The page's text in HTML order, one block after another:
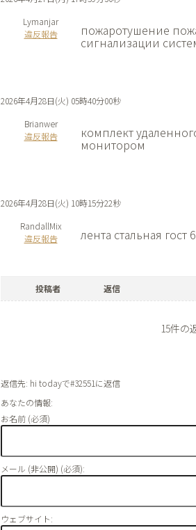
Lymanjar
違反報告
пожаротушение
сигнализации
2026年4月28日(火) 05時40分00秒
Brianwer
違反報告
комплект
монитором
2026年4月28日(火) 10時15分22秒
RandallMix
違反報告
лента стальная гост
投稿者 返信
15件の
返信先: hi todayで#32551に返信
あなたの情報:
お名前 (必須)
メール (非公開) (必須):
ウェブサイト: